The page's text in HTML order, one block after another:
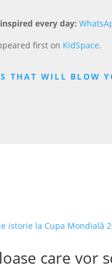
every day:
first on KidSpace.
THAT WILL BLOW
care vor